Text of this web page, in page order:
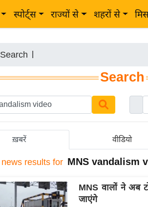
स्पोर्ट्स राज्यों से शहरों से
Search
Search
ख़बरें वीडियो
news results for MNS vandalism
MNS वालों ने अब
जाएंगे